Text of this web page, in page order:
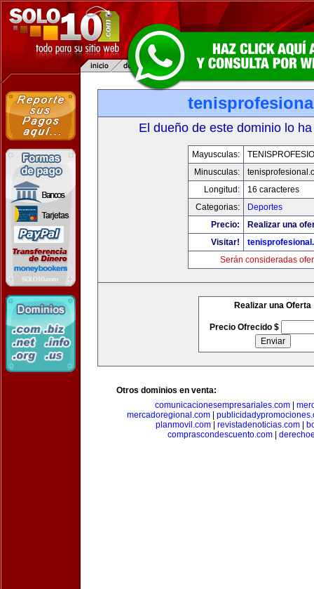
El dueño de este dominio lo
Mayusculas:
Minusculas:
Longitud:
16 caracteres
Categorias:
Deportes
Precio:
Realizar una
Visitar!
Serán consideradas
Realizar una Oferta
Precio Ofrecido $
Otros dominios en venta:
comunicacionesempresariales.com
mercadoregional.com
planmovil.com| revistadenoticias.com|
comprascondescuento.com|